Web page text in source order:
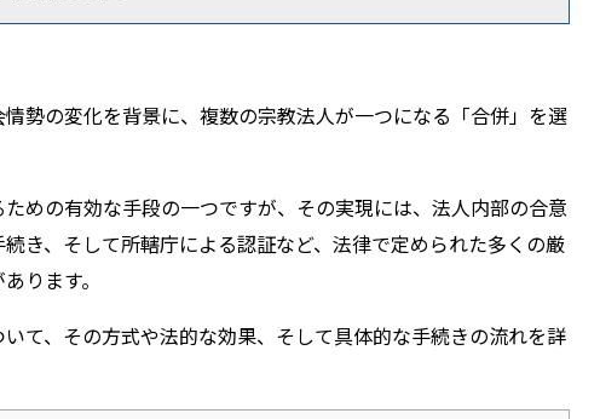
勢の変化を背景に、複数の宗教法人が一つになる「合併」を選
めの有効な手段の一つですが、その実現には、法人内部の合意
き、そして所轄庁による認証など、法律で定められた多くの厳
ります。
て、その方式や法的な効果、そして具体的な手続きの流れを詳